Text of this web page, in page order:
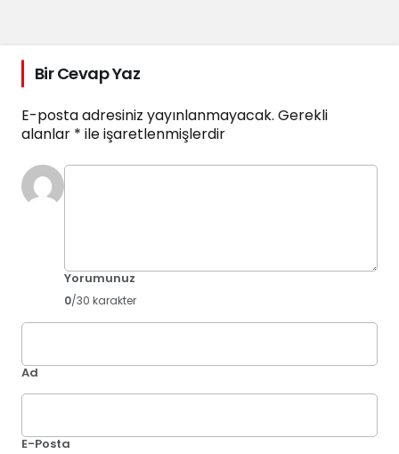
Bir Cevap Yaz
E-posta adresiniz yayınlanmayacak. Gerekli
alanlar * ile işaretlenmişlerdir
Yorumunuz
0/30 karakter
Ad
E-Posta